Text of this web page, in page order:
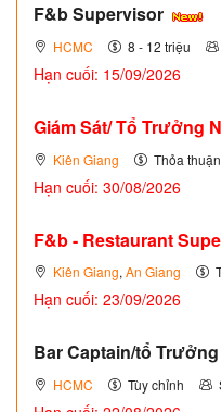
F&b Supervisor
HCMC 8 - 12 triệu
Hạn cuối: 15/09/2026
Giám Sát/ Tổ Trưởng
Kiên Giang Thỏa thuận
Hạn cuối: 30/08/2026
F&b - Restaurant
Kiên Giang, An Giang
Hạn cuối: 23/09/2026
Bar Captain/tổ
HCMC Tùy chỉnh